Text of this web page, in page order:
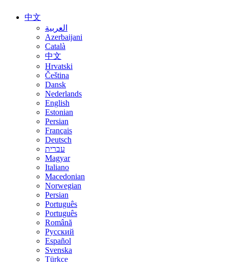
中文
العربية
Azerbaijani
Català
中文
Hrvatski
Čeština
Dansk
Nederlands
English
Estonian
Persian
Français
Deutsch
עברית
Magyar
Italiano
Macedonian
Norwegian
Persian
Português
Português
Română
Русский
Español
Svenska
Türkçe